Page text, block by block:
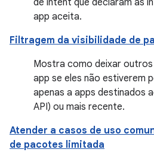
de intent que declaram as
app aceita.
Filtragem da visibilidade de
Mostra como deixar outros
app se eles não estiverem
apenas a apps destinados
API) ou mais recente.
Atender a casos de uso
de pacotes limitada